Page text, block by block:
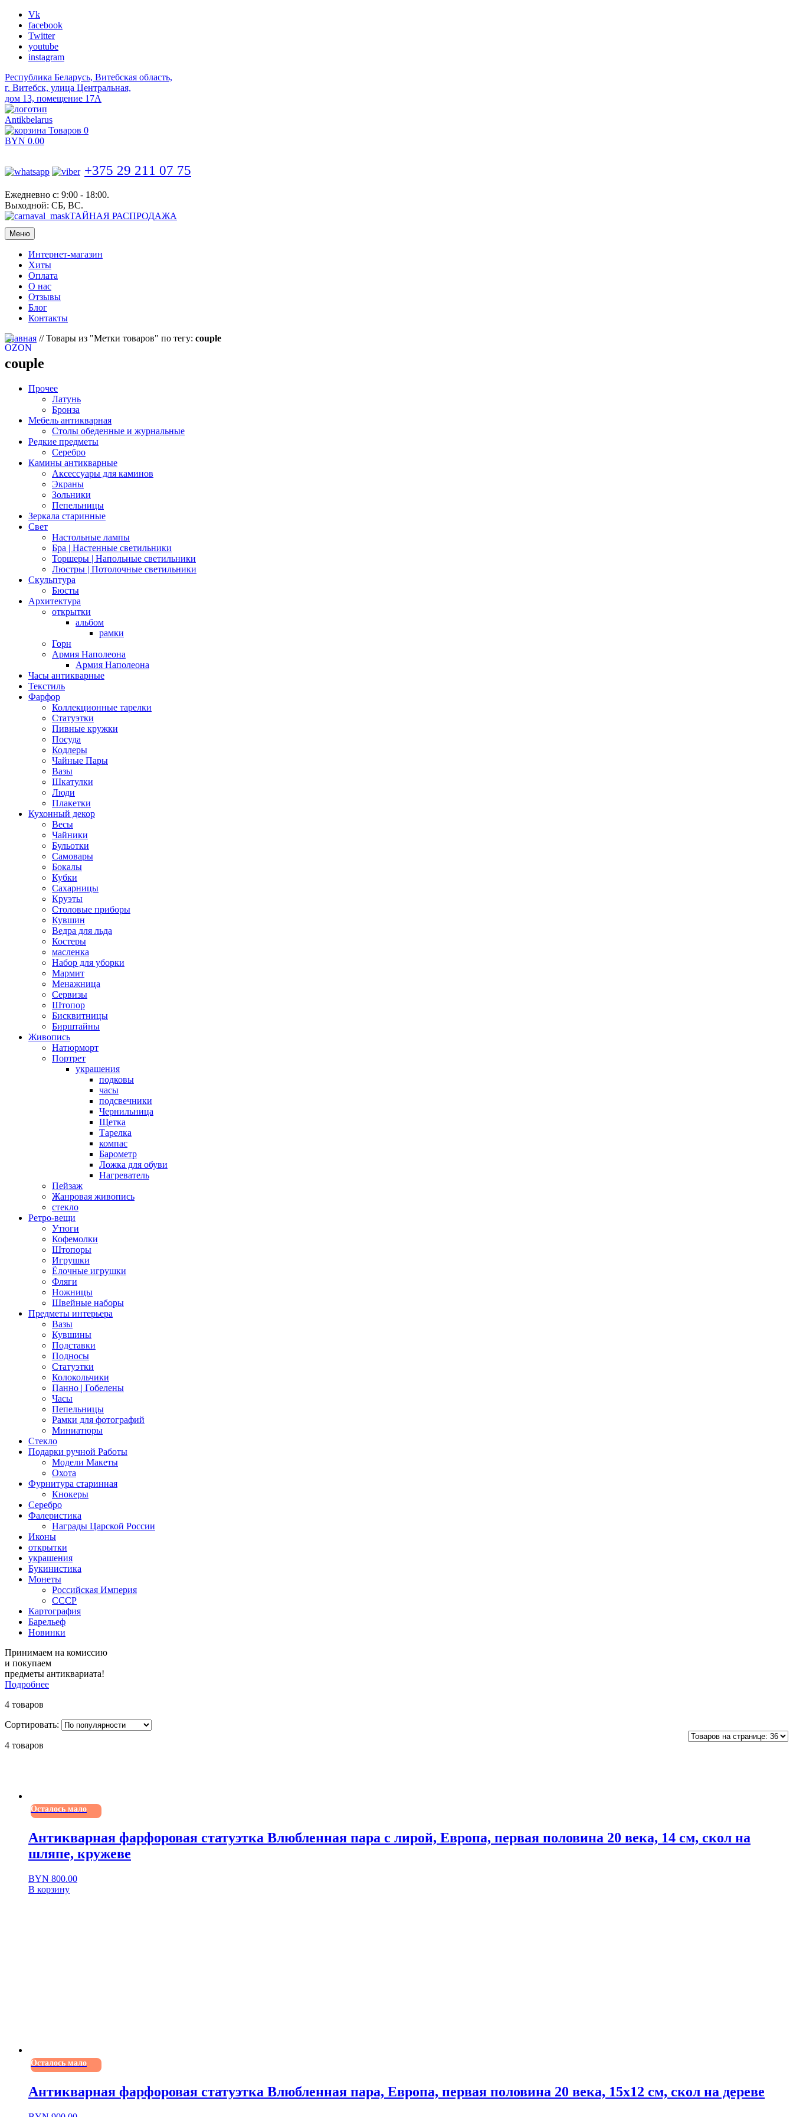
Vk
facebook
Twitter
youtube
instagram
Республика Беларусь, Витебская область,
г. Витебск, улица Центральная,
дом 13, помещение 17А
Antikbelarus
Товаров 0
BYN 0.00
+375 29 211 07 75
Ежедневно с: 9:00 - 18:00.
Выходной: СБ, ВС.
ТАЙНАЯ РАСПРОДАЖА
Меню
Интернет-магазин
Хиты
Оплата
О нас
Отзывы
Блог
Контакты
Главная //Товары из "Метки товаров" по тегу: couple
couple
Прочее
Латунь
Бронза
Мебель антикварная
Столы обеденные и журнальные
Редкие предметы
Серебро
Камины антикварные
Аксессуары для каминов
Экраны
Зольники
Пепельницы
Зеркала старинные
Свет
Настольные лампы
Бра | Настенные светильники
Торшеры | Напольные светильники
Люстры | Потолочные светильники
Скульптура
Бюсты
Архитектура
открытки
альбом
рамки
Горн
Армия Наполеона
Армия Наполеона
Часы антикварные
Текстиль
Фарфор
Коллекционные тарелки
Статуэтки
Пивные кружки
Посуда
Кодлеры
Чайные Пары
Вазы
Шкатулки
Люди
Плакетки
Кухонный декор
Весы
Чайники
Бульотки
Самовары
Бокалы
Кубки
Сахарницы
Круэты
Столовые приборы
Кувшин
Ведра для льда
Костеры
масленка
Набор для уборки
Мармит
Менажница
Сервизы
Штопор
Бисквитницы
Бирштайны
Живопись
Натюрморт
Портрет
украшения
подковы
часы
подсвечники
Чернильница
Щетка
Тарелка
компас
Барометр
Ложка для обуви
Нагреватель
Пейзаж
Жанровая живопись
стекло
Ретро-вещи
Утюги
Кофемолки
Штопоры
Игрушки
Ёлочные игрушки
Фляги
Ножницы
Швейные наборы
Предметы интерьера
Вазы
Кувшины
Подставки
Подносы
Статуэтки
Колокольчики
Панно | Гобелены
Часы
Пепельницы
Рамки для фотографий
Миниатюры
Стекло
Подарки ручной Работы
Модели Макеты
Охота
Фурнитура старинная
Кнокеры
Серебро
Фалеристика
Награды Царской России
Иконы
открытки
украшения
Букинистика
Монеты
Российская Империя
СССР
Картография
Барельеф
Новинки
Принимаем на комиссию
и покупаем
предметы антиквариата!
Подробнее
4 товаров
Сортировать:
4 товаров
Осталось мало
Антикварная фарфоровая статуэтка Влюбленная пара с лирой, Европа, первая половина 20 века, 14 см, скол на
шляпе, кружеве
BYN 800.00
В корзину
Осталось мало
Антикварная фарфоровая статуэтка Влюбленная пара, Европа, первая половина 20 века, 15х12 см, скол на дереве